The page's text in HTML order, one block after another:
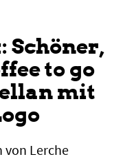
Schöner,
to go
mit
von Lerche